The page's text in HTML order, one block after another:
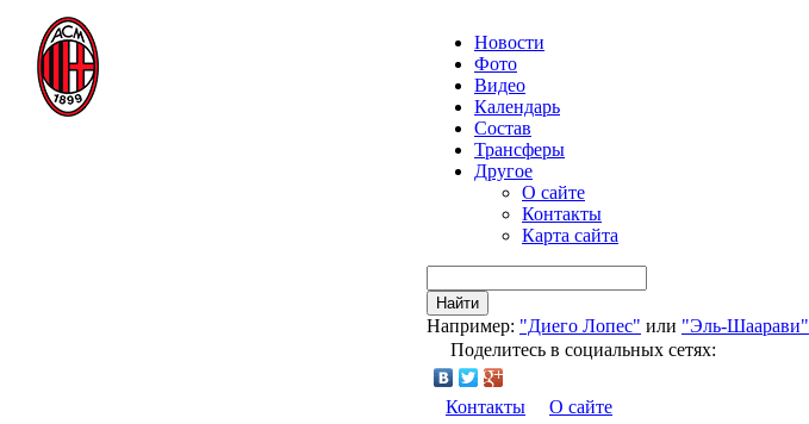
Новости
Фото
Видео
Календарь
Состав
Трансферы
Другое
О сайте
Контакты
Карта сайта
Найти
Например: "Диего Лопес" или "Эль-Шаарави"
Поделитесь в социальных сетях:
Контакты О сайте